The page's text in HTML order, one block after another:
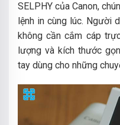
SELPHY của Canon,
lệnh in cùng lúc. Người
không cần cắm cáp
lượng và kích thước
tay dùng cho những